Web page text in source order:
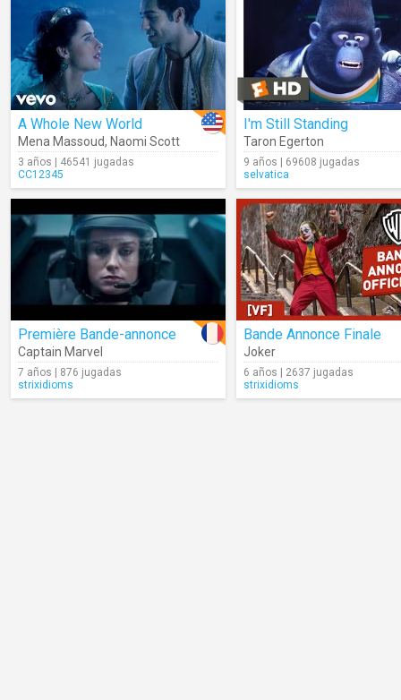
A Whole New World
Mena Massoud, Naomi Scott
3 años | 46541 jugadas
CC12345
I'm Still Standing
Taron Egerton
9 años | 69608 jugadas
selvatica
Première Bande-annonce
Captain Marvel
7 años | 876 jugadas
strixidioms
Bande Annonce Finale
Joker
6 años | 2637 jugadas
strixidioms